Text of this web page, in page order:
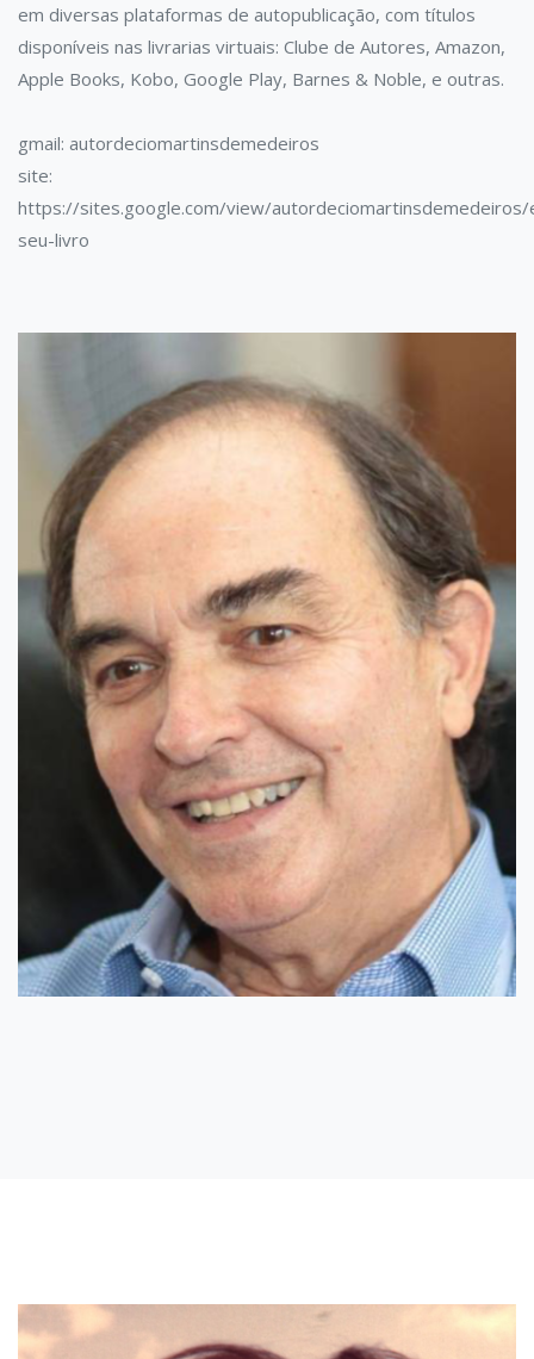
em diversas plataformas de autopublicação, com títulos
disponíveis nas livrarias virtuais: Clube de Autores, Amazon,
Apple Books, Kobo, Google Play, Barnes & Noble, e outras.
gmail: autordeciomartinsdemedeiros
site:
https://sites.google.com/view/autordeciomartinsdemedeiros/
seu-livro